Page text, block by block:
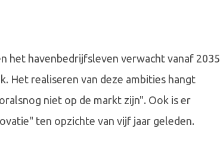
het havenbedrijfsleven verwacht vanaf 2035
Het realiseren van deze ambities hangt
niet op de markt zijn". Ook is er
ten opzichte van vijf jaar geleden.